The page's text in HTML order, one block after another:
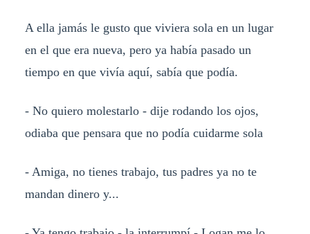
A ella jamás le gusto que viviera sola en un lugar
en el que era nueva, pero ya había pasado un
tiempo en que vivía aquí, sabía que podía.
- No quiero molestarlo - dije rodando los ojos,
odiaba que pensara que no podía cuidarme sola
- Amiga, no tienes trabajo, tus padres ya no te
mandan dinero y...